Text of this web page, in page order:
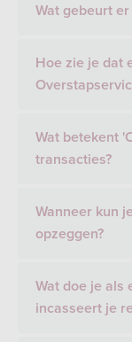
Wat gebeurt er
Hoe zie je dat
Wat betekent
transacties?
Wanneer kun
opzeggen?
Wat doe je als
incasseert je